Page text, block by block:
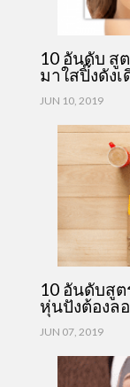
10 อันดับ สู
มาใสปิ๊งดังเ
JUN 10, 2019
10 อันดับสู
หุ่นปังต้องล
JUN 07, 2019